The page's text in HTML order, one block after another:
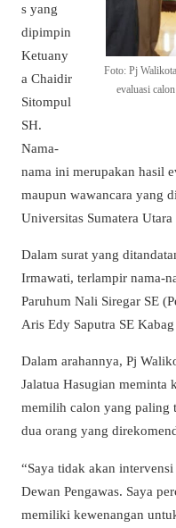
Foto: Pj
evaluasi
s yang
dipimpin
Ketuany
a Chaidir
Sitompul
SH.
Nama-
nama ini merupakan hasil
maupun wawancara yang
Universitas Sumatera
Dalam surat yang
Irmawati, terlampir nama-
Paruhum Nali Siregar SE
Aris Edy Saputra SE
Dalam arahannya, Pj
Jalatua Hasugian meminta
memilih calon yang paling
dua orang yang
“Saya tidak akan
Dewan Pengawas. Saya
memiliki kewenangan